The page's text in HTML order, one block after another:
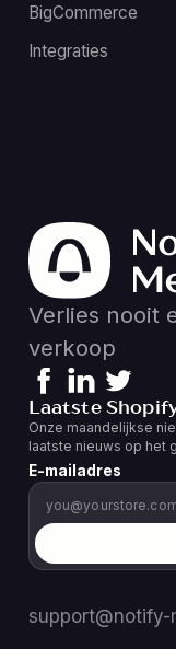
BigCommerce
Integraties
Verlies nooit
verkoop
Laatste
Onze maandelijkse
laatste nieuws op het
E-mailadres
support@notify-